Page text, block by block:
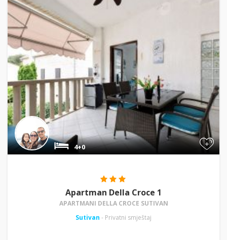
+
4+0
Apartman Della Croce 1
APARTMANI DELLA CROCE SUTIVAN
Sutivan - Privatni smještaj